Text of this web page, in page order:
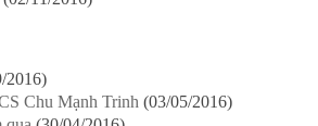
2016)
Chu Mạnh Trinh (03/05/2016)